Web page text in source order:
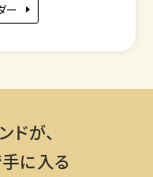
ー
ドが、
に入る